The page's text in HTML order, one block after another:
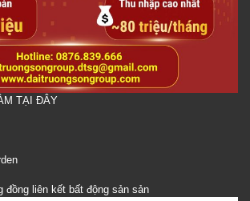
TẠI ĐÂY
đồng liên kết bất động sản sản